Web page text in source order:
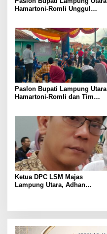
Hamartoni-Romli Unggul
Paslon Bupati Lampung Utara
Hamartoni-Romli dan Tim
Ketua DPC LSM Majas
Lampung Utara, Adhan